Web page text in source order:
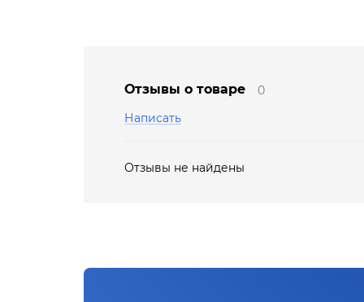
Отзывы о товаре
0
Написать
Отзывы не найдены